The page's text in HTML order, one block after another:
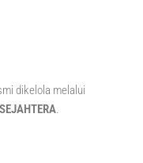
dikelola melalui
.